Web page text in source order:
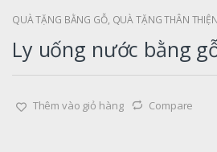
QUÀ TẶNG BẰNG GỖ, QUÀ TẶNG THÂN
Ly uống nước bằng
Thêm vào giỏ hàng Compare